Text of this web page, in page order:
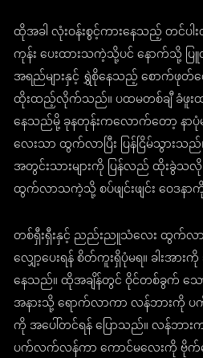
ထိုအခါ လုံးဝန်းစွင့်ကားနေသည့် တင်ပါ
ကုန်း ပေးထားသကဲ့သို့ပင် နောက်သို့
အရည်များနှင့် ရွှဲစိုနေသည့် စောက်ဖု
ထိုးထည့်လိုက်သည်။ ပထမတစ်ချီ ခံဖူးထာ
နေသည်မို့ ခုနတုန်းကလောက်တော့ နာ
လေးသာ ထွက်လာပြီး ပြန်ငြိမ်သွား
အတွင်းသားများကို ပြန်လည် ထိုးခွဲသလို ဖ
ထွက်လာသကဲ့သို့ စပ်ဖျင်းဖျင်း ဝေဒန
တစ်ရှီးရှီးနှင့် ညည်းညူသံလေး ထွက်လ
လျှော့ပေးရန် စိတ်ကူးရှိပုံမရ။ ခါးအာ
နေသည်။ ထိုအချိန်တွင် ဝိုင်တစ်ခွက် သေ
အနားသို့ ရောက်လာကာ လန်ဘားကို
ကို အပေါ်တင်ရန် ပြောသည်။ လန်ဘာ
ပက်လက်လန်ကာ ကောင်မလေးကို ဗိုက်